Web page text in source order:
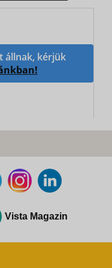
állnak, kérjük
Vista Magazin